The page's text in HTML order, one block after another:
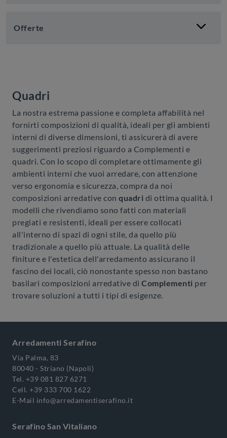
Offerte
Quadri
La nostra estrema passione e completa affabilità nel
fornirti composizioni di qualità, ideali per gli ambienti
interni di diverse dimensioni, ti assicurerà di avere
suggerimenti preziosi riguardo a Complementi e
quadri. Con lo scopo di completare ottimamente gli
ambienti interni che vuoi arredare, con attenzione
verso ergonomia e sicurezza, compra da noi
composizioni arredative con quadri di ottima qualità. I
modelli che rivendiamo sono fatti con materiali
pregiati e resistenti, ideali per essere collocati
all'interno di spazi di ogni stile, da quello più
tradizionale a quello più attuale. La qualità delle
finiture e l'estetica dell'arredamento assicurano il
fascino dei locali, ciò nonostante spesso non bastano
basilari composizioni arredative di Complementi per
trovare soluzioni a tutti i tipi di esigenze.
Arredamenti Serafino
Via Palma, 83
80040 - Striano (Napoli)
Tel. +39 081 827 6271
Cell. +39 333 700 1622
E-Mail info@arredamentiserafino.it
Serafino San Vitaliano